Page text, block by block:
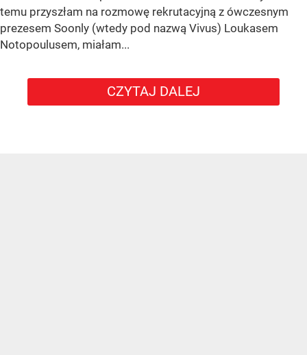
temu przyszłam na rozmowę rekrutacyjną z ówczesnym
prezesem Soonly (wtedy pod nazwą Vivus) Loukasem
Notopoulusem, miałam...
CZYTAJ DALEJ